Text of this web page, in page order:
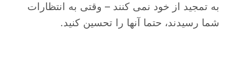
به تمجید از خود نمی کنند – وقتی به انتظارات
شما رسیدند، حتما آنها را تحسین کنید.